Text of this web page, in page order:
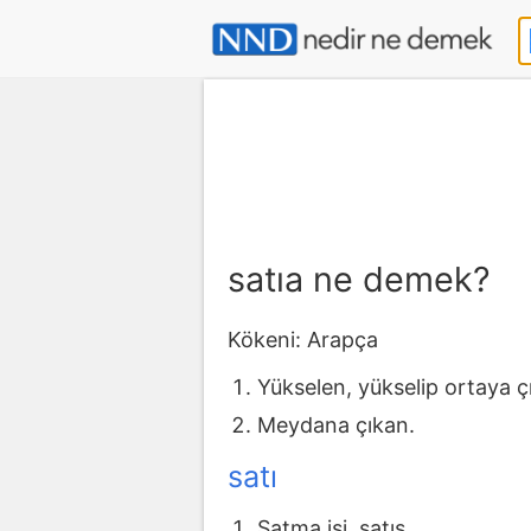
satıa ne demek?
Kökeni: Arapça
Yükselen, yükselip ortaya
Meydana çıkan.
satı